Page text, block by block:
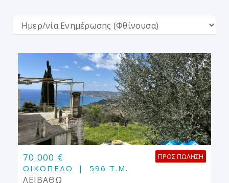
70.000 € ΠΡΟΣ ΠΏΛΗΣΗ
ΟΙΚΌΠΕΔΟ 596 Τ.Μ.
ΛΕΙΒΑΘΩ